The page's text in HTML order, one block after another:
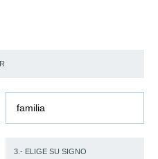
familia
3.- ELIGE SU SIGNO